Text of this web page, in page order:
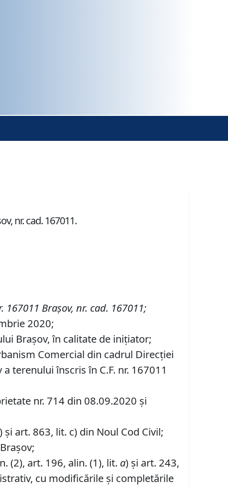
nr. cad. 167011.
167011 Brașov,nr. cad. 167011;
2020;
Brașov, în calitate de inițiator;
Comercial din cadrul Direcției
terenului înscris în C.F. nr. 167011
nr. 714 din 08.09.2020 și
art. 863, lit. c) din Noul Cod Civil;
(2), art. 196, alin. (1), lit. a) și art. 243,
cu modificările și completările